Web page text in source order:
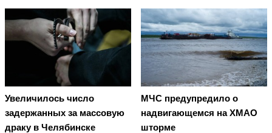
Увеличилось число
задержанных за массовую
драку в Челябинске
МЧС предупредило о
надвигающемся на ХМАО
шторме